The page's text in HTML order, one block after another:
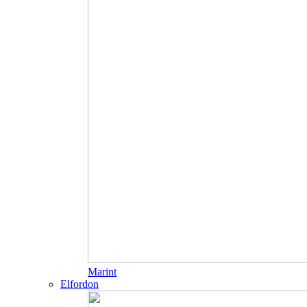
Marint
Elfordon